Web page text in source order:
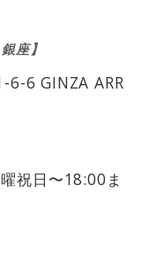
6-6 GINZA ARR
祝日〜18:00ま
座】